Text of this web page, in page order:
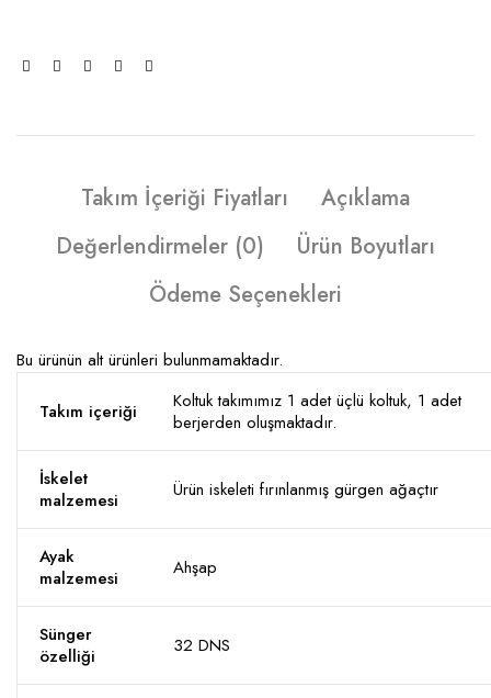
Takım İçeriği Fiyatları
Açıklama
Değerlendirmeler (0)
Ürün Boyutları
Ödeme Seçenekleri
Bu ürünün alt ürünleri bulunmamaktadır.
Takım içeriği
Koltuk takımımız 1 adet üçlü koltuk, 1 adet
berjerden oluşmaktadır.
İskelet
malzemesi
Ürün iskeleti fırınlanmış gürgen ağaçtır
Ayak
malzemesi
Ahşap
Sünger
özelliği
32 DNS